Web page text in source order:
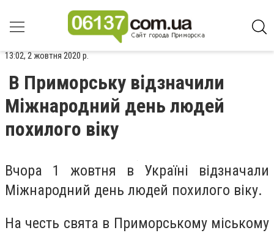
13:02, 2 жовтня 2020 р.
В Приморську відзначили
Міжнародний день людей
похилого віку
Вчора 1 жовтня в Україні відзначали
Міжнародний день людей похилого віку.
На честь свята в Приморському міському